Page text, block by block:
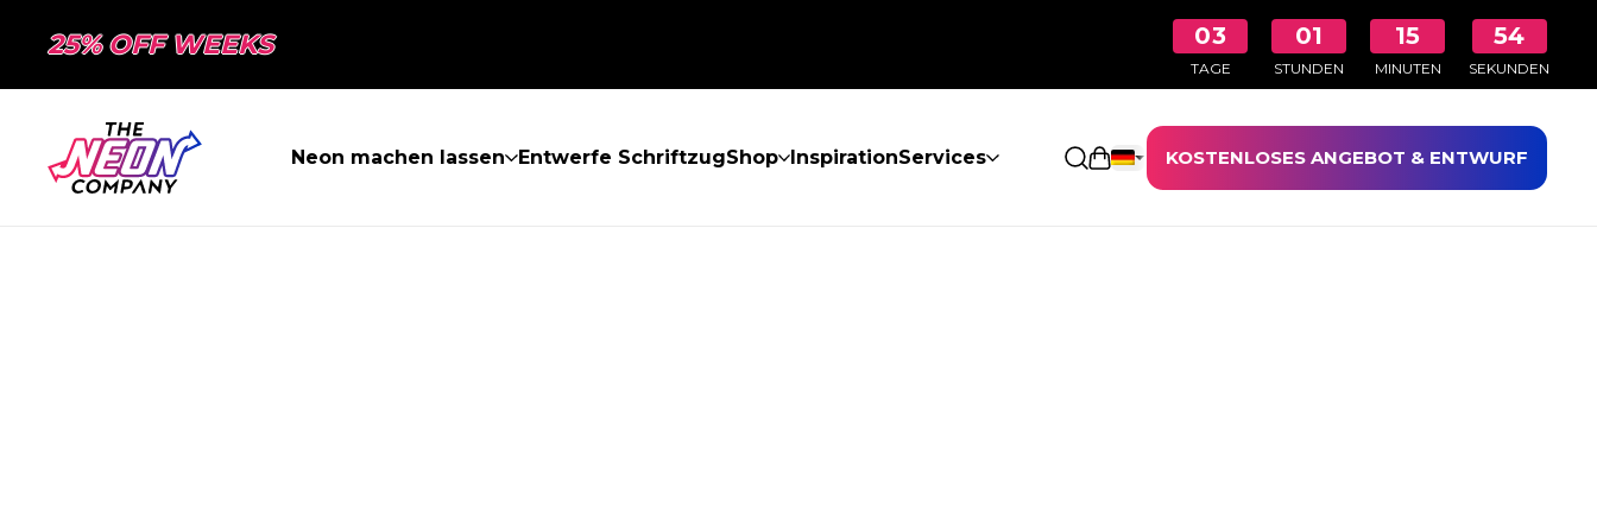
25% OFF WEEKS 03
TAGE
01
STUNDEN
15
MINUTEN
53
SEKUNDEN
Neon machen lassen Entwerfe SchriftzugShop InspirationServices Einkaufswagen öffnen
KOSTENLOSES ANGEBOT & ENTWURF